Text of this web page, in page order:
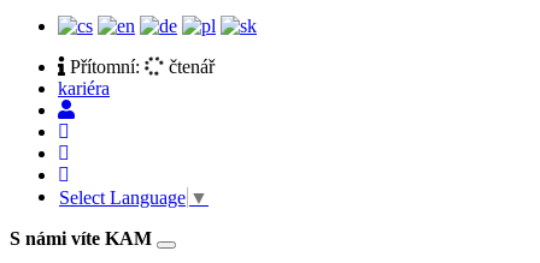
Přítomní:
čtenář
kariéra
Select Language ▼
S námi víte KAM
Toggle